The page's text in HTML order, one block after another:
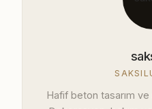
Hafif beton tasarım